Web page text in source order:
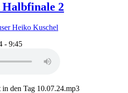
2
- 9:45
den Tag 10.07.24.mp3